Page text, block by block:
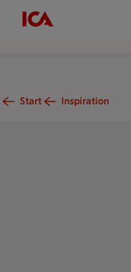
Start Inspiration